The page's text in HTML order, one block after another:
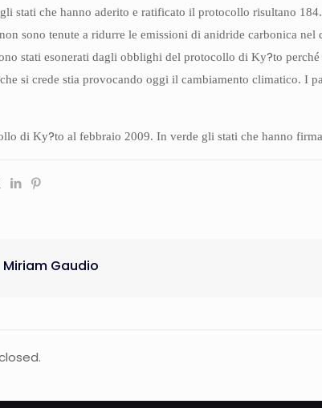
stati che hanno aderito e ratificato il protocollo risultano 184.
non sono tenute a ridurre le emissioni di anidride carbonica
stati esonerati dagli obblighi del protocollo di Ky?to
si crede stia provocando oggi il cambiamento climatico. I
di Ky?to al febbraio 2009. In verde gli stati che hanno
Miriam Gaudio